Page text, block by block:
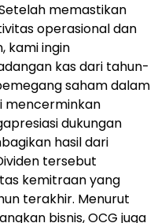
memastikan
operasional dan
kami ingin
kas dari tahun-
saham dalam
mencerminkan
dukungan
hasil dari
tersebut
kemitraan yang
terakhir. Menurut
bisnis, OCG juga